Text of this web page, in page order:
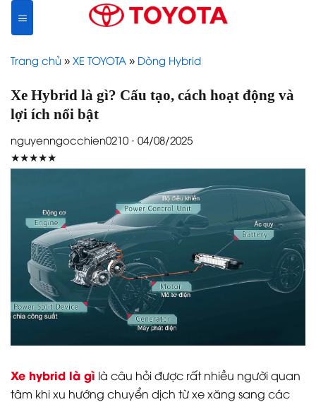
content
Trang chủ » XE TOYOTA » Dòng Hybrid
Xe Hybrid là gì? Cấu tạo, cách hoạt động và
lợi ích nổi bật
nguyenngocchien0210 · 04/08/2025
★★★★★
Xe hybrid là gì là câu hỏi được rất nhiều người quan
tâm khi xu hướng chuyển dịch từ xe xăng sang các